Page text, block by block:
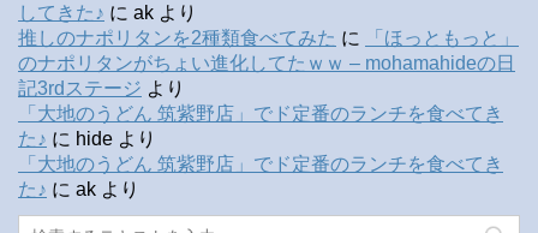
してきた♪ に ak より
推しのナポリタンを2種類食べてみた に
「ほっともっと」
のナポリタンがちょい進化してたｗｗ – mohamahideの日
記3rdステージ より
「大地のうどん 筑紫野店」でド定番のランチを食べてき
た♪ に hide より
「大地のうどん 筑紫野店」でド定番のランチを食べてき
た♪ に ak より